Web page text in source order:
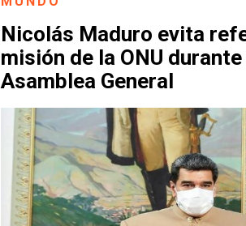
Nicolás Maduro evita
misión de la ONU
Asamblea General